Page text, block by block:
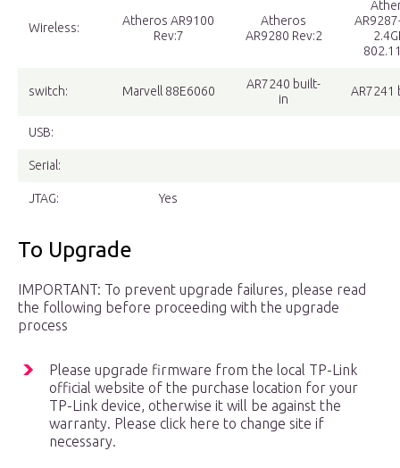
Wireless:
Atheros AR9100
Rev:7
Atheros
AR9280 Rev:2
switch: Marvell 88E6060
AR7240 built-
in
AR7241
USB:
Serial:
JTAG: Yes
To Upgrade
IMPORTANT: To prevent upgrade failures, please read
the following before proceeding with the upgrade
process
Please upgrade firmware from the local TP-Link
official website of the purchase location for your
TP-Link device, otherwise it will be against the
warranty. Please click here to change site if
necessary.